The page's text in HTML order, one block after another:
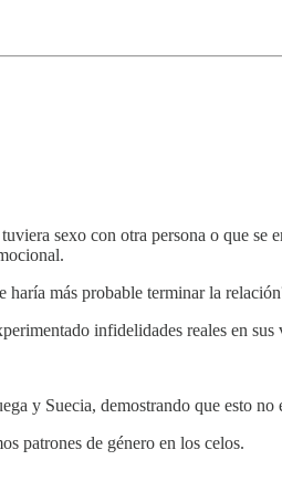
sexo con otra persona o que
más probable terminar la
infidelidades reales en sus
y Suecia, demostrando que esto
patrones de género en los celos.